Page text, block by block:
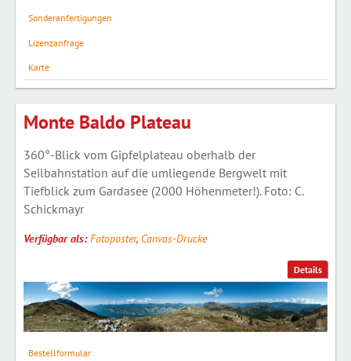
Sonderanfertigungen
Lizenzanfrage
Karte
Details
Monte Baldo Plateau
360°-Blick vom Gipfelplateau oberhalb der
Seilbahnstation auf die umliegende Bergwelt mit
Tiefblick zum Gardasee (2000 Höhenmeter!). Foto: C.
Schickmayr
Verfügbar als:Fotoposter, Canvas-Drucke
Bestellformular